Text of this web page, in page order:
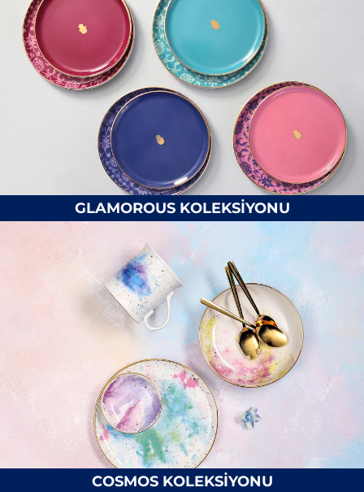
GLAMOROUS KOLEKSİYONU
COSMOS KOLEKSİYONU